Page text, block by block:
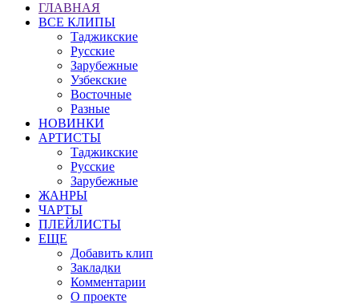
ГЛАВНАЯ
ВСЕ КЛИПЫ
Таджикские
Русские
Зарубежные
Узбекские
Восточные
Разные
НОВИНКИ
АРТИСТЫ
Таджикские
Русские
Зарубежные
ЖАНРЫ
ЧАРТЫ
ПЛЕЙЛИСТЫ
ЕЩЕ
Добавить клип
Закладки
Комментарии
О проекте